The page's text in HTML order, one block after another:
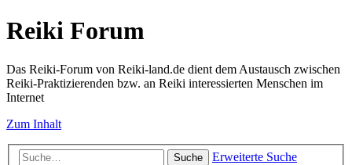
Reiki Forum
Das Reiki-Forum von Reiki-land.de dient dem Austausch zwischen
Reiki-Praktizierenden bzw. an Reiki interessierten Menschen im
Internet
Zum Inhalt
Suche Erweiterte Suche